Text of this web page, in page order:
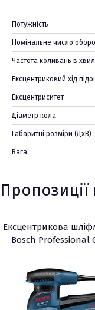
Потужність
Номінальне число
Частота коливань в
Ексцентриковий хід
Ексцентриситет
Діаметр кола
Габаритні розміри (ДхВ)
Вага
Пропозиції
Ексцентрикова
Bosch Professional